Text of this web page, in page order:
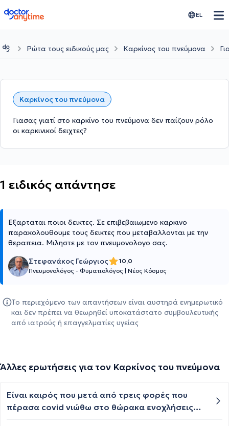
doctoranytime EL
Ρώτα τους ειδικούς μας Καρκίνος του πνεύμονα
Καρκίνος του πνεύμονα
Γιασας γιατί στο καρκίνο του πνεύμονα δεν παίζουν ρόλο
οι καρκινικοί δειχτες?
1 ειδικός απάντησε
Εξαρταται ποιοι δεικτες. Σε επιβεβαιωμενο καρκινο
παρακολουθουμε τους δεικτες που μεταβαλλονται με την
θεραπεια. Μιληστε με τον πνευμονολογο σας.
Στεφανάκος Γεώργιος
10,0
Πνευμονολόγος - Φυματιολόγος Νέος Κόσμος
Το περιεχόμενο των απαντήσεων είναι αυστηρά ενημερωτικό
και δεν πρέπει να θεωρηθεί υποκατάστατο συμβουλευτικής
από ιατρούς ή επαγγελματίες υγείας
Άλλες ερωτήσεις για τον Καρκίνος του πνεύμονα
Είναι καιρός που μετά από τρεις φορές που
πέρασα covid νιώθω στο θώρακα ενοχλήσεις